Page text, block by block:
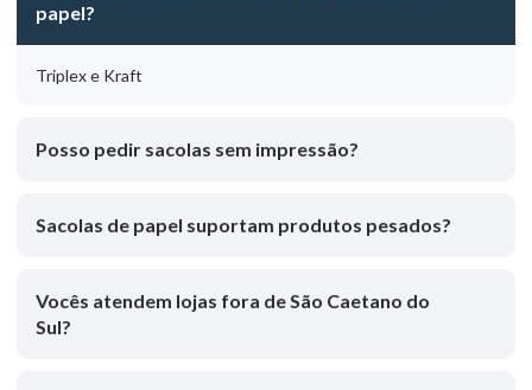
papel?
Triplex e Kraft
Posso pedir sacolas sem impressão?
Sacolas de papel suportam produtos pesados?
Vocês atendem lojas fora de São Caetano do
Sul?